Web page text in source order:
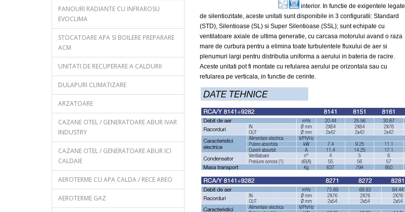
PANOURI RADIANTE CU INFRAROSU
EVOCLIMA
STOCATOARE APA SI BOILERE PREPARARE
ACM
UNITATI DE RECUPERARE A CALDURII
DULAPURI CLIMATIZARE
ARZATOARE
CAZANE OTEL / GENERATOARE ABUR IVAR
INDUSTRY
CAZANE OTEL / GENERATOARE ABUR ICI
CALDAIE
AEROTERME CU APA CALDA / RECE AREO
AEROTERME GAZ
interior. In functie de exigentele legate
de silentiozitate, aceste unitati sunt disponibile in 3 configuratii: Standard
(STD), Silentioase (SL) si Super Silentioase (SSL); sunt echipate cu
ventilatoare axiale de ultima generatie, cu carcasa motorului avand o raza
mare de curbura pentru a elimina toate turbulentele fluxului de aer si
plenumuri largi pentru distributia uniforma a aerului in bateria de racire.
Aceste unitati pot fi montate cu refularea aerului pe orizontala sau cu
refularea pe verticala, in functie de cerinte.